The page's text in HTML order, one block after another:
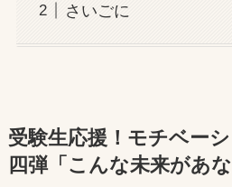
さいごに
受験生応援！モチベー
四弾「こんな未来があ